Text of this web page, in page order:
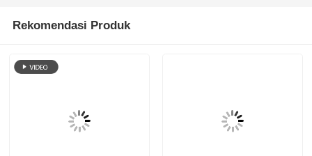
Rekomendasi Produk